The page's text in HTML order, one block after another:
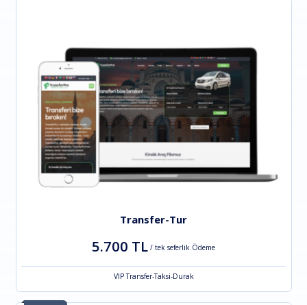
Transfer-Tur
5.700 TL / tek seferlik Ödeme
VIP Transfer-Taksi-Durak